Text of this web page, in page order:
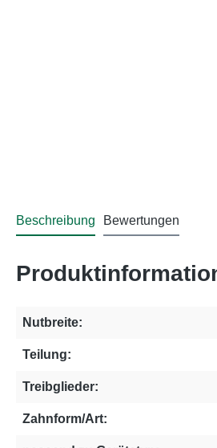
Beschreibung Bewertungen
Nutbreite:
Teilung:
Treibglieder:
Zahnform/Art: